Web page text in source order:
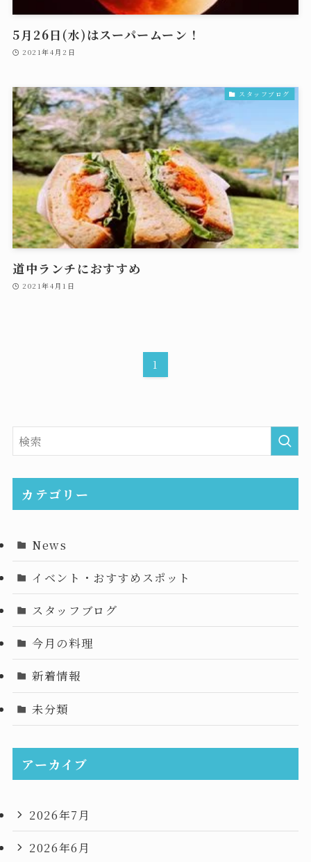
5月26日(水)はスーパームーン！
2021年4月2日
スタッフブログ
道中ランチにおすすめ
2021年4月1日
1
カテゴリー
News
イベント・おすすめスポット
スタッフブログ
今月の料理
新着情報
未分類
アーカイブ
2026年7月
2026年6月